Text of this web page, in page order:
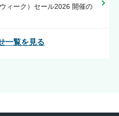
ィーク）セール2026 開催の
一覧を見る